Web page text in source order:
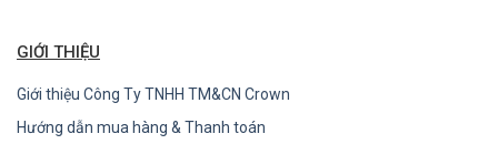
GIỚI THIỆU
Giới thiệu Công Ty TNHH TM&CN Crown
Hướng dẫn mua hàng & Thanh toán